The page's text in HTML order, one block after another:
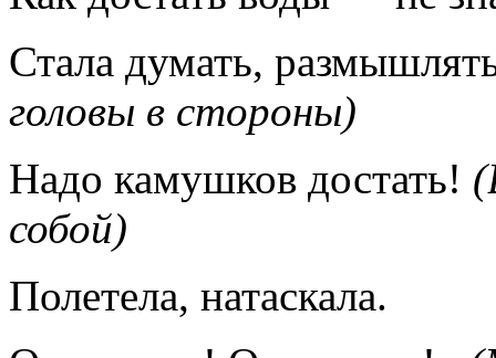
Стала думать,
головы в стороны)
Надо камушков достать!
собой)
Полетела, натаскала.